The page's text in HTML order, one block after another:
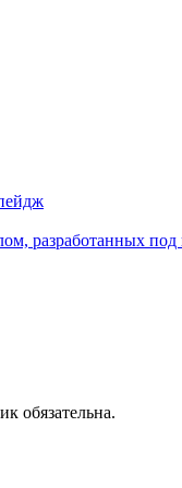
разработанных под
обязательна.